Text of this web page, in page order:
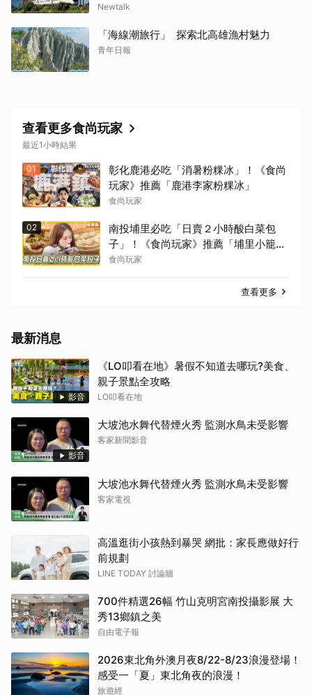
Newtalk
「海線潮旅行」 探索北高雄漁村魅力
青年日報
查看更多食尚玩家
最近1小時結果
01
彰化鹿港必吃「消暑粉粿冰」！《食尚
玩家》推薦「鹿港李家粉粿冰」
食尚玩家
02
南投埔里必吃「日賣２小時酸白菜包
子」！《食尚玩家》推薦「埔里小籠
包」
食尚玩家
查看更多
最新消息
影音
《LO叩看在地》暑假不知道去哪玩?美食、
親子景點全攻略
LO叩看在地
影音
大坡池水舞代替煙火秀 監測水鳥未受影響
客家新聞影音
大坡池水舞代替煙火秀 監測水鳥未受影響
客家電視
高溫逛街小孩熱到暴哭 網批：家長應做好行
前規劃
LINE TODAY 討論牆
700件精選26幅 竹山克明宮南投攝影展 大
秀13鄉鎮之美
自由電子報
2026東北角外澳月夜8/22-8/23浪漫登場！
感受一「夏」東北角夜的浪漫！
旅遊經